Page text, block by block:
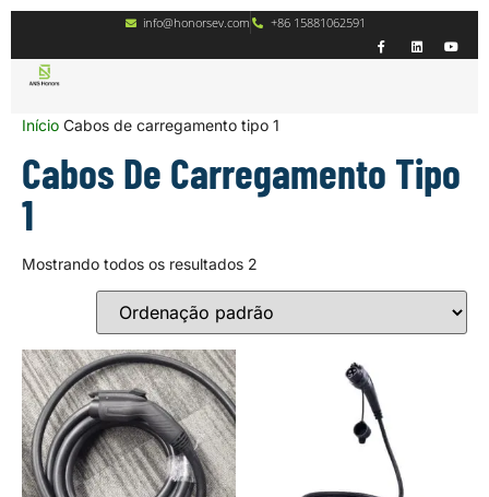
info@honorsev.com +86 15881062591
Início Cabos de carregamento tipo 1
Cabos De Carregamento Tipo
1
Mostrando todos os resultados 2